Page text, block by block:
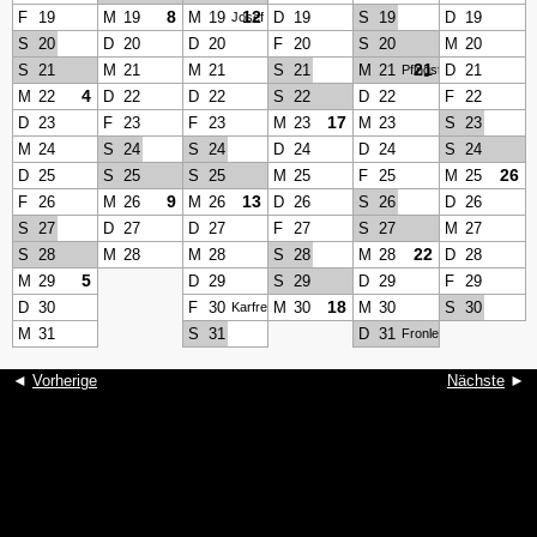
F 19 M 19 8 M 19 12
Josef D 19 S 19 D 19
S 20 D 20 D 20 F 20 S 20 M 20
S 21 M 21 M 21 S 21 M 21 21
Pfingstmontag
D 21
M 22 4 D 22 D 22 S 22 D 22 F 22
D 23 F 23 F 23 M 23 17 M 23 S 23
M 24 S 24 S 24 D 24 D 24 S 24
D 25 S 25 S 25 M 25 F 25 M 25 26
F 26 M 26 9 M 26 13 D 26 S 26 D 26
S 27 D 27 D 27 F 27 S 27 M 27
S 28 M 28 M 28 S 28 M 28 22 D 28
M 29 5 D 29 S 29 D 29 F 29
D 30 F 30 Karfreitag
M 30 18 M 30 S 30
M 31 S 31 D 31 Fronleichnam
◄ Vorherige Nächste ►